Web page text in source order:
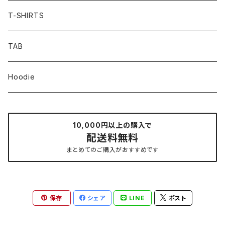
T-SHIRTS
TAB
Hoodie
10,000円以上の購入で
配送料無料
まとめてのご購入がおすすめです
保存 シェア LINE ポスト